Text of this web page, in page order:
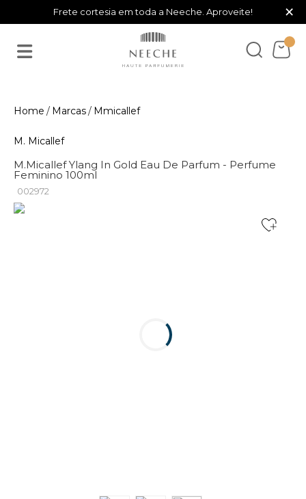
Frete cortesia em toda a Neeche. Aproveite! ×
Marcas Mmicallef
M. Micallef
M.Micallef Ylang In Gold Eau De Parfum - Perfume
Feminino 100ml
002972